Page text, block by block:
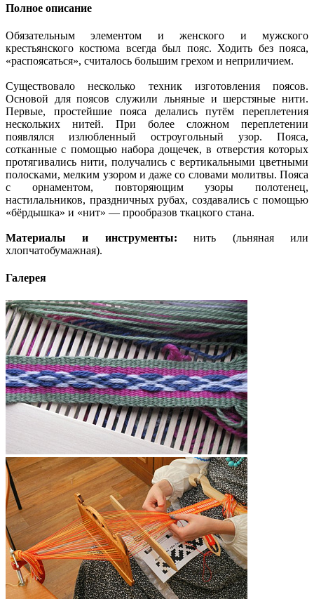
Полное описание
Обязательным элементом и женского и мужского
крестьянского костюма всегда был пояс. Ходить без пояса,
«распоясаться», считалось большим грехом и неприличием.
Существовало несколько техник изготовления поясов.
Основой для поясов служили льняные и шерстяные нити.
Первые, простейшие пояса делались путём переплетения
нескольких нитей. При более сложном переплетении
появлялся излюбленный остроугольный узор. Пояса,
сотканные с помощью набора дощечек, в отверстия которых
протягивались нити, получались с вертикальными цветными
полосками, мелким узором и даже со словами молитвы. Пояса
с орнаментом, повторяющим узоры полотенец,
настилальников, праздничных рубах, создавались с помощью
«бёрдышка» и «нит» — прообразов ткацкого стана.
Материалы и инструменты: нить (льняная или
хлопчатобумажная).
Галерея